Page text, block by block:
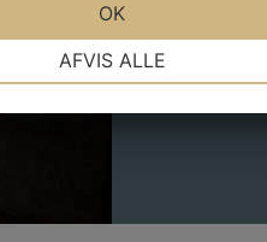
AFVIS ALLE
OK